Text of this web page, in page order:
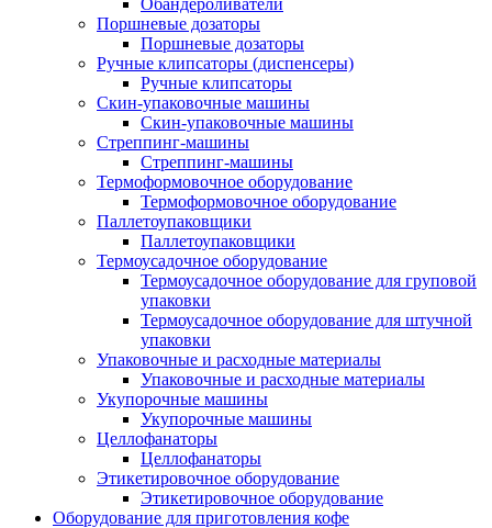
Обандероливатели
Поршневые дозаторы
Поршневые дозаторы
Ручные клипсаторы (диспенсеры)
Ручные клипсаторы
Скин-упаковочные машины
Скин-упаковочные машины
Стреппинг-машины
Стреппинг-машины
Термоформовочное оборудование
Термоформовочное оборудование
Паллетоупаковщики
Паллетоупаковщики
Термоусадочное оборудование
Термоусадочное оборудование для груповой
упаковки
Термоусадочное оборудование для штучной
упаковки
Упаковочные и расходные материалы
Упаковочные и расходные материалы
Укупорочные машины
Укупорочные машины
Целлофанаторы
Целлофанаторы
Этикетировочное оборудование
Этикетировочное оборудование
Оборудование для приготовления кофе